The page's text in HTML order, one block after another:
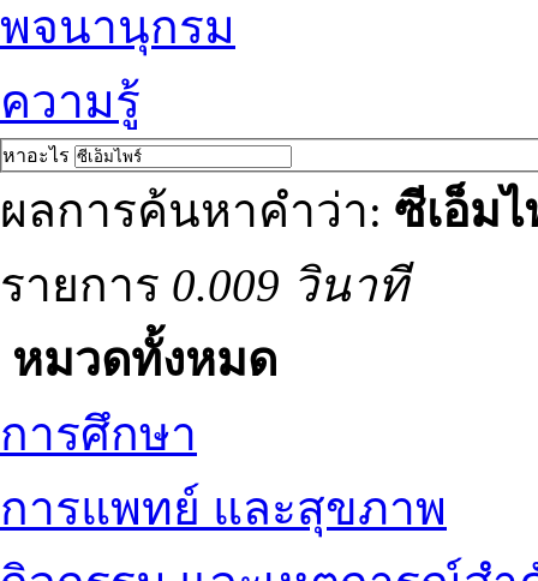
พจนานุกรม
ความรู้
หาอะไร
ผลการค้นหาคำว่า: ซีเอ็ม
รายการ 0.009 วินาที
หมวดทั้งหมด
การศึกษา
การแพทย์ และสุขภาพ